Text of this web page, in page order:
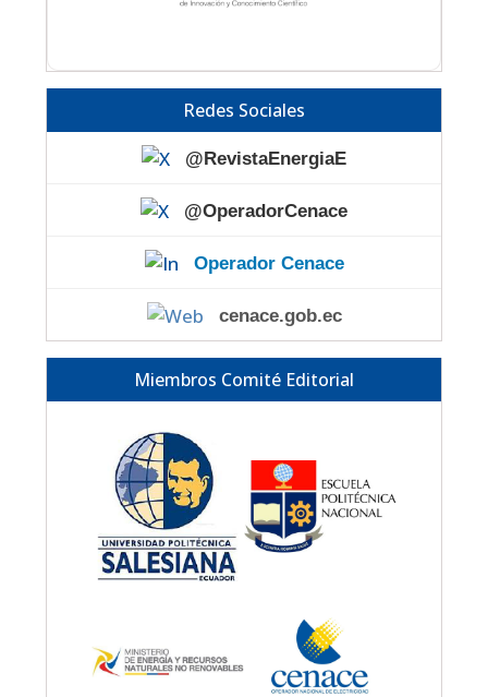
Redes Sociales
@RevistaEnergiaE
@OperadorCenace
Operador Cenace
cenace.gob.ec
Miembros Comité Editorial